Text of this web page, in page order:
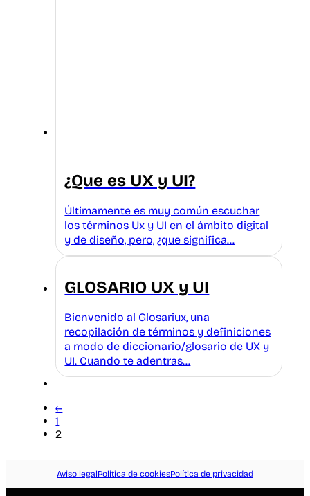
¿Que es UX y UI?
Últimamente es muy común escuchar
los términos Ux y UI en el ámbito digital
y de diseño, pero, ¿que significa…
GLOSARIO UX y UI
Bienvenido al Glosariux, una
recopilación de términos y definiciones
a modo de diccionario/glosario de UX y
UI. Cuando te adentras…
←
1
2
Aviso legalPolítica de cookiesPolítica de privacidad